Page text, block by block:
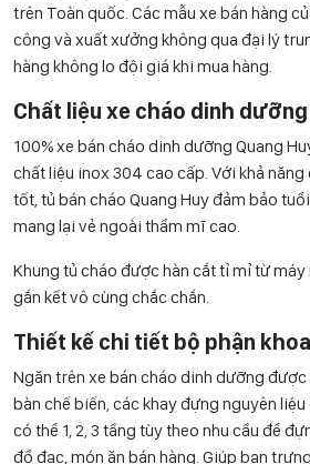
trên Toàn quốc. Các mẫu xe bán hàng
công và xuất xưởng không qua đại lý
hàng không lo đội giá khi mua hàng.
Chất liệu xe cháo dinh dưỡng
100% xe bán cháo dinh dưỡng Quang
chất liệu inox 304 cao cấp. Với khả
tốt, tủ bán cháo Quang Huy đảm bảo
mang lại vẻ ngoài thẩm mĩ cao.
Khung tủ cháo được hàn cắt tỉ mỉ từ
gắn kết vô cùng chắc chắn.
Thiết kế chi tiết bộ phận
Ngăn trên xe bán cháo dinh dưỡng
bàn chế biến, các khay đựng nguyên
có thể 1, 2, 3 tầng tùy theo nhu cầu để
đồ đạc, món ăn bán hàng. Giúp bạn